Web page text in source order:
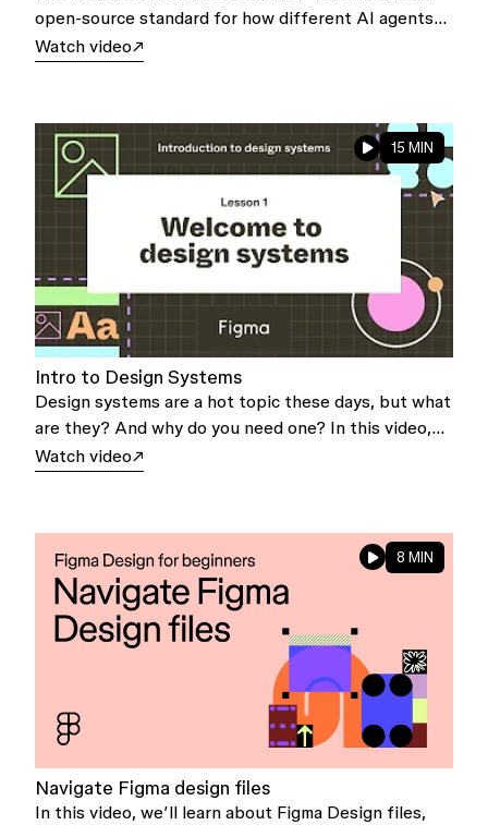
open-source standard for how different AI agents
and applications talk to one another, or to other
Watch video
15 MIN
Intro to Design Systems
Design systems are a hot topic these days, but what
are they? And why do you need one? In this video,
we'll explore the basics of design systems and how
Watch video
8 MIN
Navigate Figma design files
In this video, we’ll learn about Figma Design files,